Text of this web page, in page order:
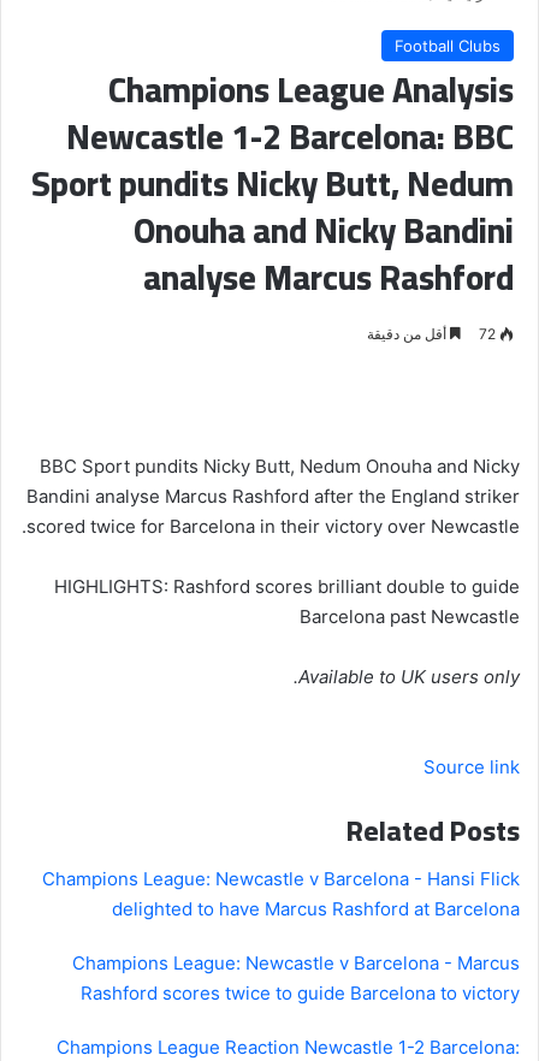
Football Clubs
Champions League Analysis
Newcastle 1-2 Barcelona: BBC
Sport pundits Nicky Butt, Nedum
Onouha and Nicky Bandini
analyse Marcus Rashford
72 أقل من دقيقة
BBC Sport pundits Nicky Butt, Nedum Onouha and Nicky
Bandini analyse Marcus Rashford after the England striker
scored twice for Barcelona in their victory over Newcastle.
HIGHLIGHTS: Rashford scores brilliant double to guide
Barcelona past Newcastle
Available to UK users only.
Source link
Related Posts
Champions League: Newcastle v Barcelona - Hansi Flick
delighted to have Marcus Rashford at Barcelona
Champions League: Newcastle v Barcelona - Marcus
Rashford scores twice to guide Barcelona to victory
Champions League Reaction Newcastle 1-2 Barcelona: